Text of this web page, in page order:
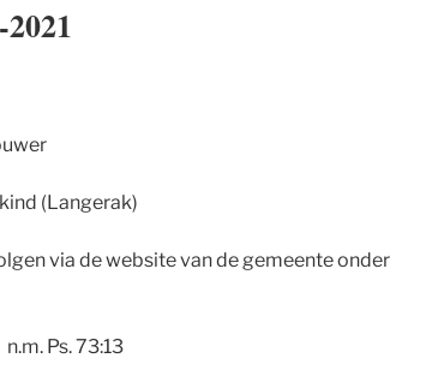
(Langerak)
via de website van de gemeente onder
Ps. 73:13